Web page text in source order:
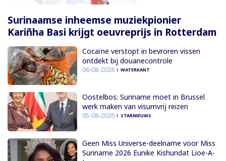
Surinaamse inheemse muziekpionier
Kariñha Basi krijgt oeuvreprijs in Rotterdam
Cocaïne verstopt in bevroren vissen
ontdekt bij douanecontrole
06-08-2026 WATERKANT
Oostelbos: Suriname moet in Brussel
werk maken van visumvrij reizen
05-08-2026 STARNIEUWS
Geen Miss Universe-deelname voor Miss
Suriname 2026 Eunike Kishundat Lioe-A-